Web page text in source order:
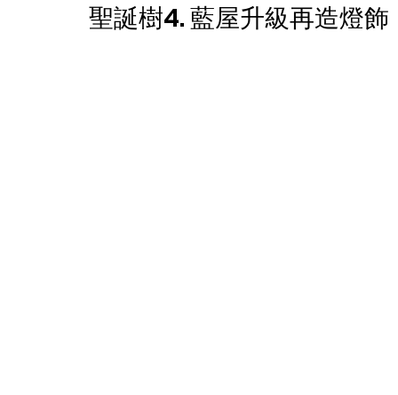
聖誕樹4. 藍屋升級再造燈飾